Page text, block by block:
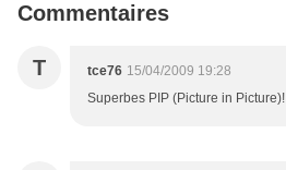
Commentaires
T tce76 15/04/2009 19:28
Superbes PIP (Picture in Picture)!